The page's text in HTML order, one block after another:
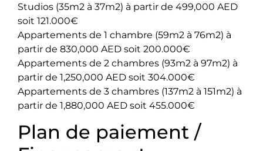
Studios (35m2 à 37m2) à partir de 499,000 AED
soit 121.000€
Appartements de 1 chambre (59m2 à 76m2) à
partir de 830,000 AED soit 200.000€
Appartements de 2 chambres (93m2 à 97m2) à
partir de 1,250,000 AED soit 304.000€
Appartements de 3 chambres (137m2 à 151m2) à
partir de 1,880,000 AED soit 455.000€
Plan de paiement /